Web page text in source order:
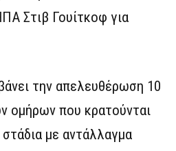
Στιβ Γουίτκοφ για
την απελευθέρωση 10
ομήρων που κρατούνται
με αντάλλαγμα